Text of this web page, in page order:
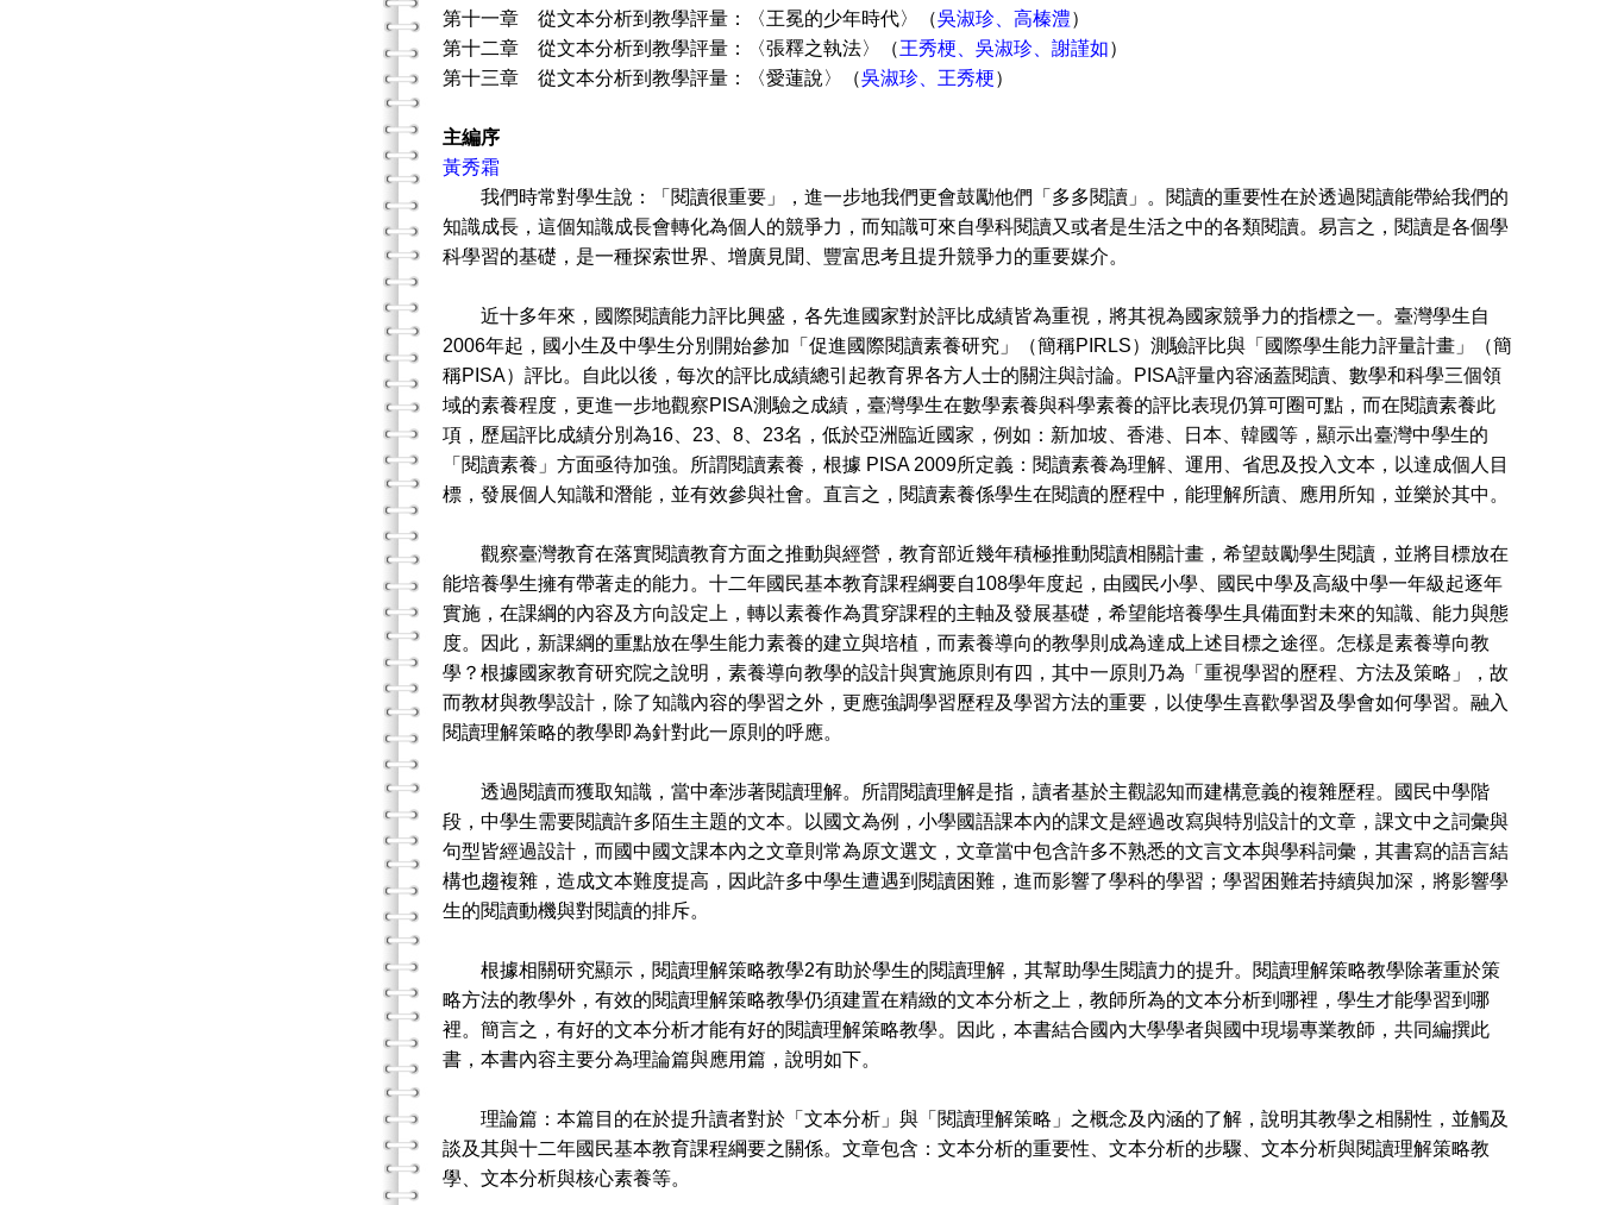
第十一章 從文本分析到教學評量：〈王冕的少年時代〉（吳淑珍、高榛澧）
第十二章 從文本分析到教學評量：〈張釋之執法〉（王秀梗、吳淑珍、謝謹如）
第十三章 從文本分析到教學評量：〈愛蓮說〉（吳淑珍、王秀梗）
主編序
黃秀霜
我們時常對學生說：「閱讀很重要」，進一步地我們更會鼓勵他們「多多閱讀」。閱讀的重要性在於透過閱讀能帶給我們的
知識成長，這個知識成長會轉化為個人的競爭力，而知識可來自學科閱讀又或者是生活之中的各類閱讀。易言之，閱讀是各個學
科學習的基礎，是一種探索世界、增廣見聞、豐富思考且提升競爭力的重要媒介。
近十多年來，國際閱讀能力評比興盛，各先進國家對於評比成績皆為重視，將其視為國家競爭力的指標之一。臺灣學生自
2006年起，國小生及中學生分別開始參加「促進國際閱讀素養研究」（簡稱PIRLS）測驗評比與「國際學生能力評量計畫」（簡
稱PISA）評比。自此以後，每次的評比成績總引起教育界各方人士的關注與討論。PISA評量內容涵蓋閱讀、數學和科學三個領
域的素養程度，更進一步地觀察PISA測驗之成績，臺灣學生在數學素養與科學素養的評比表現仍算可圈可點，而在閱讀素養此
項，歷屆評比成績分別為16、23、8、23名，低於亞洲臨近國家，例如：新加坡、香港、日本、韓國等，顯示出臺灣中學生的
「閱讀素養」方面亟待加強。所謂閱讀素養，根據 PISA 2009所定義：閱讀素養為理解、運用、省思及投入文本，以達成個人目
標，發展個人知識和潛能，並有效參與社會。直言之，閱讀素養係學生在閱讀的歷程中，能理解所讀、應用所知，並樂於其中。
觀察臺灣教育在落實閱讀教育方面之推動與經營，教育部近幾年積極推動閱讀相關計畫，希望鼓勵學生閱讀，並將目標放在
能培養學生擁有帶著走的能力。十二年國民基本教育課程綱要自108學年度起，由國民小學、國民中學及高級中學一年級起逐年
實施，在課綱的內容及方向設定上，轉以素養作為貫穿課程的主軸及發展基礎，希望能培養學生具備面對未來的知識、能力與態
度。因此，新課綱的重點放在學生能力素養的建立與培植，而素養導向的教學則成為達成上述目標之途徑。怎樣是素養導向教
學？根據國家教育研究院之說明，素養導向教學的設計與實施原則有四，其中一原則乃為「重視學習的歷程、方法及策略」，故
而教材與教學設計，除了知識內容的學習之外，更應強調學習歷程及學習方法的重要，以使學生喜歡學習及學會如何學習。融入
閱讀理解策略的教學即為針對此一原則的呼應。
透過閱讀而獲取知識，當中牽涉著閱讀理解。所謂閱讀理解是指，讀者基於主觀認知而建構意義的複雜歷程。國民中學階
段，中學生需要閱讀許多陌生主題的文本。以國文為例，小學國語課本內的課文是經過改寫與特別設計的文章，課文中之詞彙與
句型皆經過設計，而國中國文課本內之文章則常為原文選文，文章當中包含許多不熟悉的文言文本與學科詞彙，其書寫的語言結
構也趨複雜，造成文本難度提高，因此許多中學生遭遇到閱讀困難，進而影響了學科的學習；學習困難若持續與加深，將影響學
生的閱讀動機與對閱讀的排斥。
根據相關研究顯示，閱讀理解策略教學2有助於學生的閱讀理解，其幫助學生閱讀力的提升。閱讀理解策略教學除著重於策
略方法的教學外，有效的閱讀理解策略教學仍須建置在精緻的文本分析之上，教師所為的文本分析到哪裡，學生才能學習到哪
裡。簡言之，有好的文本分析才能有好的閱讀理解策略教學。因此，本書結合國內大學學者與國中現場專業教師，共同編撰此
書，本書內容主要分為理論篇與應用篇，說明如下。
理論篇：本篇目的在於提升讀者對於「文本分析」與「閱讀理解策略」之概念及內涵的了解，說明其教學之相關性，並觸及
談及其與十二年國民基本教育課程綱要之關係。文章包含：文本分析的重要性、文本分析的步驟、文本分析與閱讀理解策略教
學、文本分析與核心素養等。